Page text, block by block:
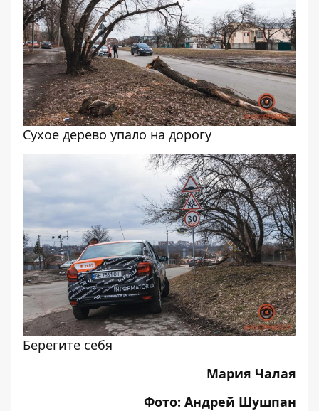
Сухое дерево упало на дорогу
Берегите себя
Мария Чалая
Фото: Андрей Шушпан